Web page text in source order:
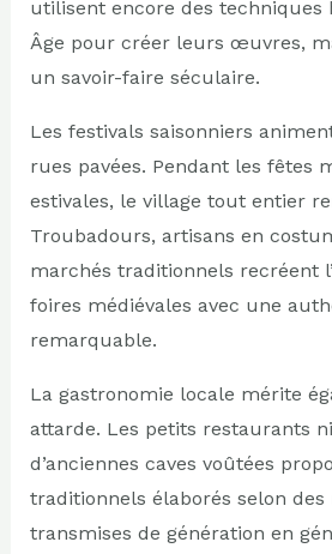
utilisent encore des techniques
Âge pour créer leurs œuvres,
un savoir-faire séculaire.
Les festivals saisonniers
rues pavées. Pendant les fêtes
estivales, le village tout entier
Troubadours, artisans en
marchés traditionnels recréent
foires médiévales avec une
remarquable.
La gastronomie locale mérite
attarde. Les petits restaurants
d’anciennes caves voûtées
traditionnels élaborés selon des
transmises de génération en